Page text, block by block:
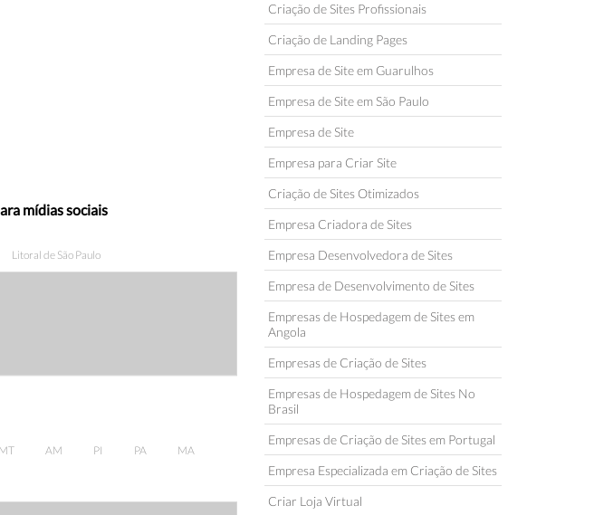
mídias sociais
Litoral de São Paulo
MT AM PI PA MA
Criação de Sites Profissionais
Criação de Landing Pages
Empresa de Site em Guarulhos
Empresa de Site em São Paulo
Empresa de Site
Empresa para Criar Site
Criação de Sites Otimizados
Empresa Criadora de Sites
Empresa Desenvolvedora de Sites
Empresa de Desenvolvimento de Sites
Empresas de Hospedagem de Sites em
Angola
Empresas de Criação de Sites
Empresas de Hospedagem de Sites No
Brasil
Empresas de Criação de Sites em Portugal
Empresa Especializada em Criação de Sites
Criar Loja Virtual